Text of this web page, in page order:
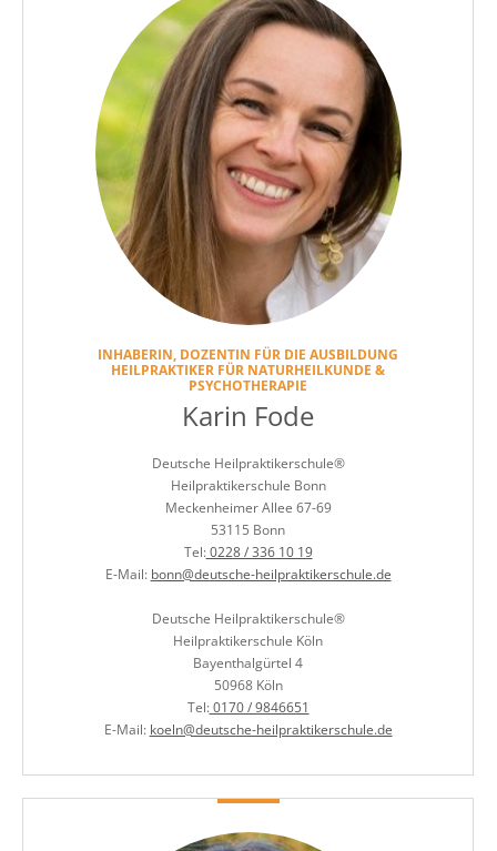
INHABERIN, DOZENTIN FÜR DIE AUSBILDUNG
HEILPRAKTIKER FÜR NATURHEILKUNDE &
PSYCHOTHERAPIE
Karin Fode
Deutsche Heilpraktikerschule®
Heilpraktikerschule Bonn
Meckenheimer Allee 67-69
53115 Bonn
Tel:0228 / 336 10 19
E-Mail: bonn@deutsche-heilpraktikerschule.de
Deutsche Heilpraktikerschule®
Heilpraktikerschule Köln
Bayenthalgürtel 4
50968 Köln
Tel:0170 / 9846651
E-Mail: koeln@deutsche-heilpraktikerschule.de